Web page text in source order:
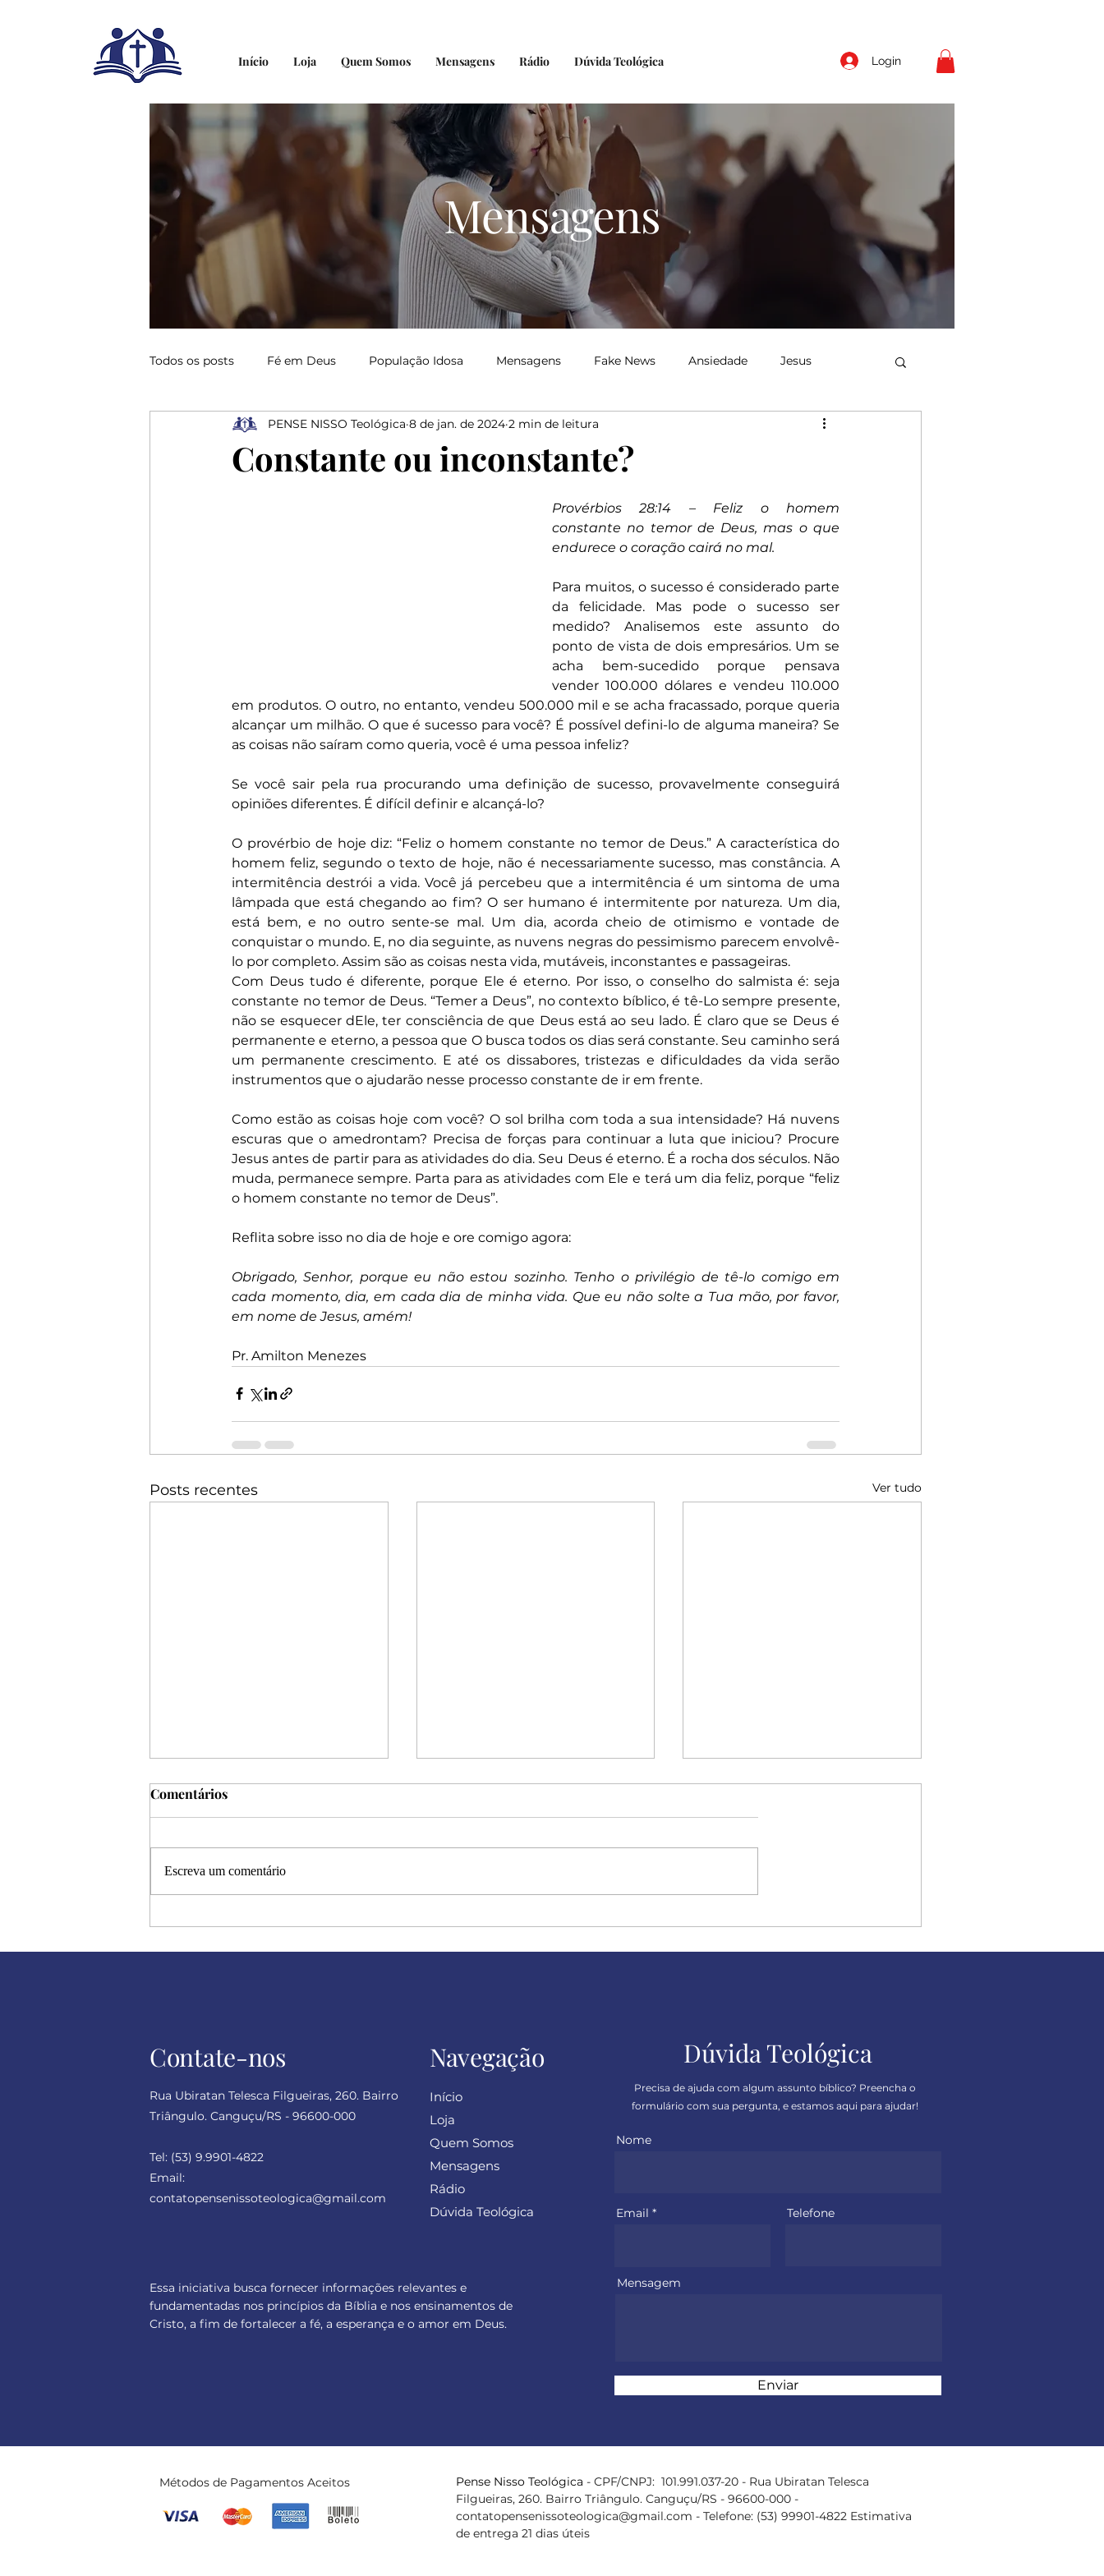
Início Loja Quem Somos Mensagens Rádio Dúvida Teológica Login
Mensagens
Todos os posts Fé em Deus População Idosa Mensagens Fake News Ansiedade Jesus
Ressurreição Depressão Elias Medo Bondade Salmista
Constante ou inconstante?
PENSE NISSO Teológica 8 de jan. de 2024 2 min de leitura
Provérbios 28:14 – Feliz o homem
constante no temor de Deus, mas o que
endurece o coração cairá no mal.
Para muitos, o sucesso é considerado parte
da felicidade. Mas pode o sucesso ser
medido? Analisemos este assunto do
ponto de vista de dois empresários. Um se
acha bem-sucedido porque pensava
vender 100.000 dólares e vendeu 110.000
em produtos. O outro, no entanto, vendeu 500.000 mil e se acha fracassado, porque queria
alcançar um milhão. O que é sucesso para você? É possível defini-lo de alguma maneira? Se
as coisas não saíram como queria, você é uma pessoa infeliz?
Se você sair pela rua procurando uma definição de sucesso, provavelmente conseguirá
opiniões diferentes. É difícil definir e alcançá-lo?
O provérbio de hoje diz: “Feliz o homem constante no temor de Deus.” A característica do
homem feliz, segundo o texto de hoje, não é necessariamente sucesso, mas constância. A
intermitência destrói a vida. Você já percebeu que a intermitência é um sintoma de uma
lâmpada que está chegando ao fim? O ser humano é intermitente por natureza. Um dia,
está bem, e no outro sente-se mal. Um dia, acorda cheio de otimismo e vontade de
conquistar o mundo. E, no dia seguinte, as nuvens negras do pessimismo parecem envolvê-
lo por completo. Assim são as coisas nesta vida, mutáveis, inconstantes e passageiras.
Com Deus tudo é diferente, porque Ele é eterno. Por isso, o conselho do salmista é: seja
constante no temor de Deus. “Temer a Deus”, no contexto bíblico, é tê-Lo sempre presente,
não se esquecer dEle, ter consciência de que Deus está ao seu lado. É claro que se Deus é
permanente e eterno, a pessoa que O busca todos os dias será constante. Seu caminho será
um permanente crescimento. E até os dissabores, tristezas e dificuldades da vida serão
instrumentos que o ajudarão nesse processo constante de ir em frente.
Como estão as coisas hoje com você? O sol brilha com toda a sua intensidade? Há nuvens
escuras que o amedrontam? Precisa de forças para continuar a luta que iniciou? Procure
Jesus antes de partir para as atividades do dia. Seu Deus é eterno. É a rocha dos séculos. Não
muda, permanece sempre. Parta para as atividades com Ele e terá um dia feliz, porque “feliz
o homem constante no temor de Deus”.
Reflita sobre isso no dia de hoje e ore comigo agora:
Obrigado, Senhor, porque eu não estou sozinho. Tenho o privilégio de tê-lo comigo em
cada momento, dia, em cada dia de minha vida. Que eu não solte a Tua mão, por favor,
em nome de Jesus, amém!
Pr. Amilton Menezes
Posts recentes Ver tudo
Felicidade!
Comentários
Escreva um comentário
Contate-nos
Rua Ubiratan Telesca Filgueiras, 260. Bairro
Triângulo. Canguçu/RS - 96600-000
Tel: (53) 9.9901-4822
Email:
contatopensenissoteologica@gmail.com
Navegação
Início
Loja
Quem Somos
Mensagens
Rádio
Dúvida Teológica
Essa iniciativa busca fornecer informações relevantes e
fundamentadas nos princípios da Bíblia e nos ensinamentos de
Cristo, a fim de fortalecer a fé, a esperança e o amor em Deus.
Dúvida Teológica
Precisa de ajuda com algum assunto bíblico? Preencha o
formulário com sua pergunta, e estamos aqui para ajudar!
Nome
Email Telefone
Mensagem
Enviar
Métodos de Pagamentos Aceitos Pense Nisso Teológica - CPF/CNPJ: 101.991.037-20 - Rua Ubiratan Telesca
Filgueiras, 260. Bairro Triângulo. Canguçu/RS - 96600-000 -
contatopensenissoteologica@gmail.com - Telefone: (53) 99901-4822 Estimativa
de entrega 21 dias úteis